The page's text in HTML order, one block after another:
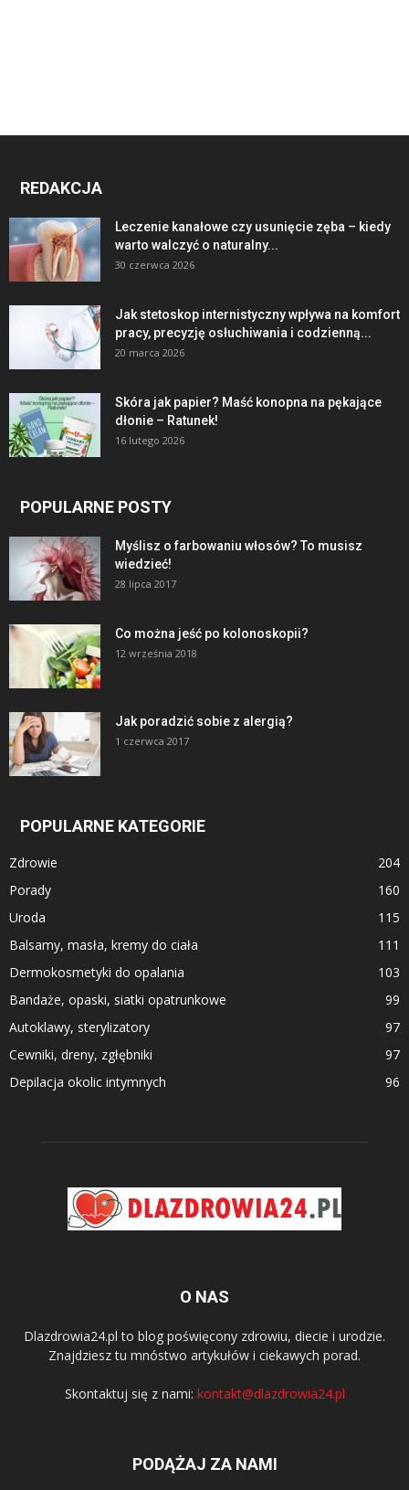
REDAKCJA
Leczenie kanałowe czy usunięcie zęba – kiedy
warto walczyć o naturalny...
30 czerwca 2026
Jak stetoskop internistyczny wpływa na komfort
pracy, precyzję osłuchiwania i codzienną...
20 marca 2026
Skóra jak papier? Maść konopna na pękające
dłonie – Ratunek!
16 lutego 2026
POPULARNE POSTY
Myślisz o farbowaniu włosów? To musisz
wiedzieć!
28 lipca 2017
Co można jeść po kolonoskopii?
12 września 2018
Jak poradzić sobie z alergią?
1 czerwca 2017
POPULARNE KATEGORIE
Zdrowie
204
Porady
160
Uroda
115
Balsamy, masła, kremy do ciała
111
Dermokosmetyki do opalania
103
Bandaże, opaski, siatki opatrunkowe
99
Autoklawy, sterylizatory
97
Cewniki, dreny, zgłębniki
97
Depilacja okolic intymnych
96
O NAS
Dlazdrowia24.pl to blog poświęcony zdrowiu, diecie i urodzie.
Znajdziesz tu mnóstwo artykułów i ciekawych porad.
Skontaktuj się z nami: kontakt@dlazdrowia24.pl
PODĄŻAJ ZA NAMI